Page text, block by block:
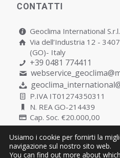
CONTATTI
Geoclima International
Via dell’Industria 12 -
(GO)- Italy
+39 0481 774411
P.IVA IT01274350311
N. REA GO-214439
Cap. Soc. €20.000,00
Usiamo i cookie per fornirti la
navigazione sul nostro sito web.
You can find out more about